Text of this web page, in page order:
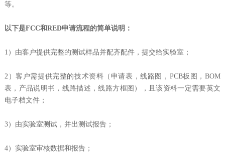
等。
以下是FCC和RED申请流程的简单说明：
1）由客户提供完整的测试样品并配齐配件，提交给实验室；
2）客户需提供完整的技术资料（申请表，线路图，PCB板图，BOM
表，产品说明书，线路描述，线路方框图），且该资料一定需要英文
电子档文件；
3）由实验室测试，并出测试报告；
4）实验室审核数据和报告；